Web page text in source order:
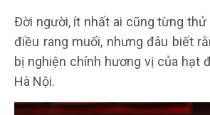
Đời người, ít nhất ai cũng từng thử
điều rang muối, nhưng đâu biết
bị nghiện chính hương vị của hạt
Hà Nội.